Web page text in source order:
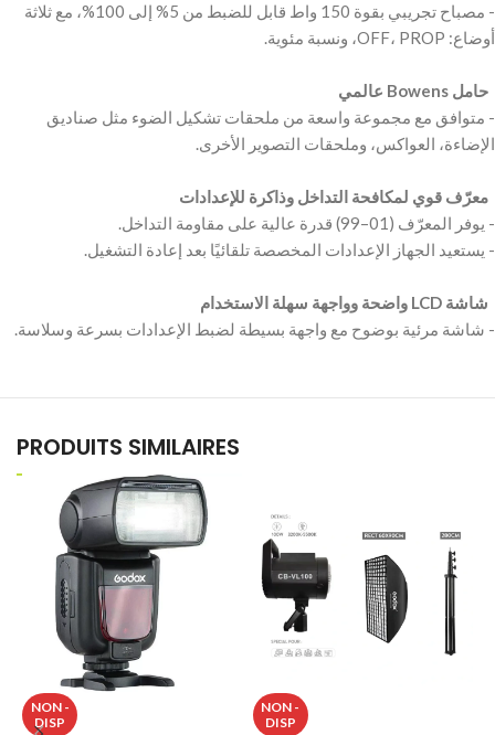
‫- مصباح تجريبي بقوة 150 واط قابل للضبط من 5% إلى 100%، مع ثلاثة
‫- متوافق مع مجموعة واسعة من ملحقات تشكيل الضوء مثل صناديق
PRODUITS SIMILAIRES
NON -
DISP
NON -
DISP